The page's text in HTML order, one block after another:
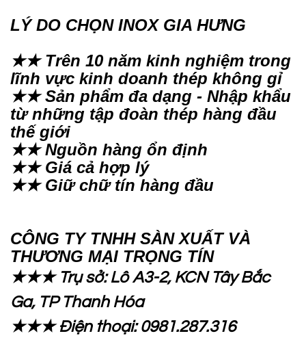
LÝ DO CHỌN INOX GIA HƯNG
★★ Trên 10 năm kinh nghiệm trong
lĩnh vực kinh doanh thép không gỉ
★★ Sản phẩm đa dạng - Nhập khẩu
từ những tập đoàn thép hàng đầu
thế giới
★★ Nguồn hàng ổn định
★★ Giá cả hợp lý
★★ Giữ chữ tín hàng đầu
CÔNG TY TNHH SÀN XUẤT VÀ
THƯƠNG MẠI TRỌNG TÍN
★★★ Trụ sở: Lô A3-2, KCN Tây Bắc
Ga, TP Thanh Hóa
★★★ Điện thoại: 0981.287.316